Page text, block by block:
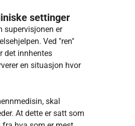
settinger
supervisjonen er
Ved "ren"
det innhentes
en situasjon hvor
skal
At dette er satt som